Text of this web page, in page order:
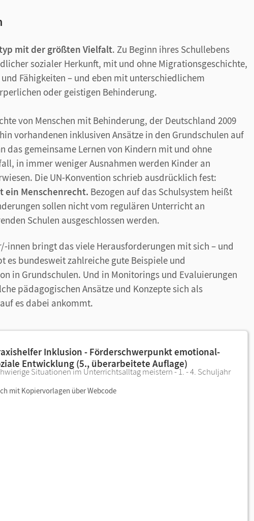
mit der größten Vielfalt. Zu Beginn ihres Schullebens
sozialer Herkunft, mit und ohne Migrationsgeschichte,
Fähigkeiten – und eben mit unterschiedlichem
oder geistigen Behinderung.
von Menschen mit Behinderung, der Deutschland 2009
vorhandenen inklusiven Ansätze in den Grundschulen auf
das gemeinsame Lernen von Kindern mit und ohne
in immer weniger Ausnahmen werden Kinder an
Die UN-Konvention schrieb ausdrücklich fest:
ein Menschenrecht. Bezogen auf das Schulsystem heißt
sollen nicht vom regulären Unterricht an
Schulen ausgeschlossen werden.
innen bringt das viele Herausforderungen mit sich – und
es bundesweit zahlreiche gute Beispiele und
in Grundschulen. Und in Monitorings und Evaluierungen
pädagogischen Ansätze und Konzepte sich als
es dabei ankommt.
Inklusion - Förderschwerpunkt emotional-
Entwicklung (5., überarbeitete Auflage)
Situationen im Unterrichtsalltag meistern - 1. - 4. Schuljahr
mit Kopiervorlagen über Webcode